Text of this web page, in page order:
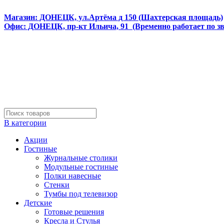
Магазин: ДОНЕЦК, ул.Артёма д 150 (Шахтерская площадь)
Офис: ДОНЕЦК, пр-кт Ильича, 91 (Временно работает по
В категории
Акции
Гостиные
Журнальные столики
Модульные гостиные
Полки навесные
Стенки
Тумбы под телевизор
Детские
Готовые решения
Кресла и Стулья